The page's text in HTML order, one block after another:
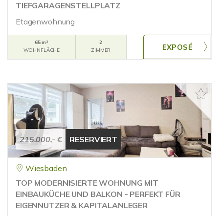
TIEFGARAGENSTELLPLATZ
Etagenwohnung
65 m²
WOHNFLÄCHE
2
ZIMMER
215.000,- € RESERVIERT
Wiesbaden
TOP MODERNISIERTE WOHNUNG MIT
EINBAUKÜCHE UND BALKON - PERFEKT FÜR
EIGENNUTZER & KAPITALANLEGER